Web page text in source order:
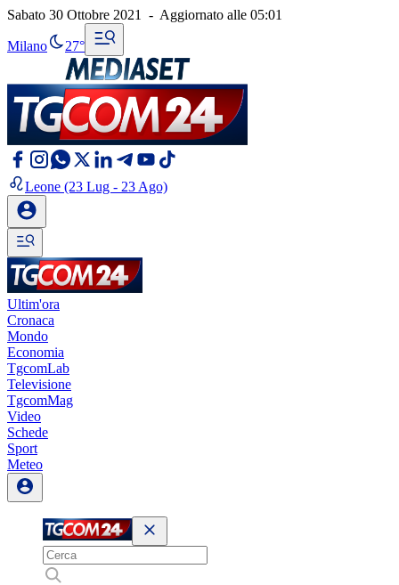
Sabato 30 Ottobre 2021 - Aggiornato alle 05:01
Milano 27°
Leone (23 Lug - 23 Ago)
Ultim'ora
Cronaca
Mondo
Economia
TgcomLab
Televisione
TgcomMag
Video
Schede
Sport
Meteo